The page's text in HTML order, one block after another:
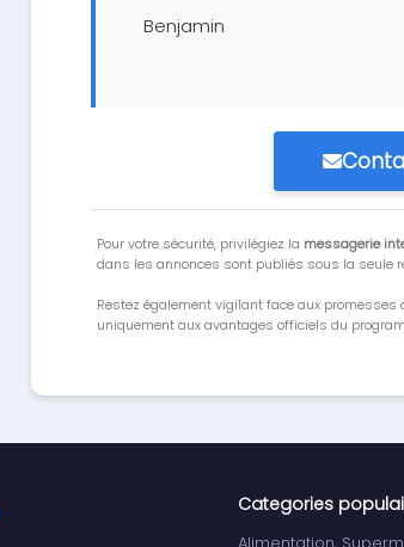
Benjamin
Pour votre sécurité, privilégiez la messagerie
dans les annonces sont publiés sous la seule
Restez également vigilant face aux
uniquement aux avantages officiels du
Categories